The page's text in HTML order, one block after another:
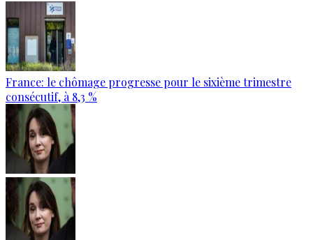
France: le chômage progresse pour le sixième trimestre
consécutif, à 8,3 %